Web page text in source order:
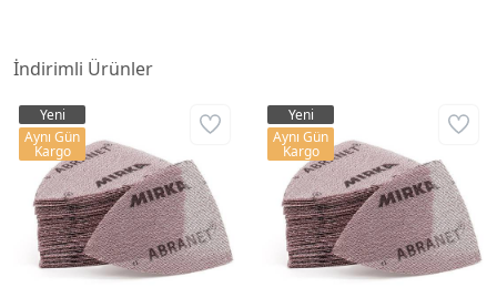
İndirimli Ürünler
Yeni
Aynı Gün
Kargo
Yeni
Aynı Gün
Kargo